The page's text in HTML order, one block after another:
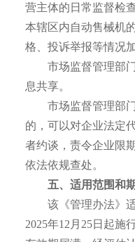
营主体的日常监督检
本辖区内自动售械机
格、投诉举报等情况
市场监督管理部门
息共享。
市场监督管理部门
的，可以对企业法定
者约谈，责令企业限
依法依规查处。
五、适用范围和
该《管理办法》适
2025年12月25日起施